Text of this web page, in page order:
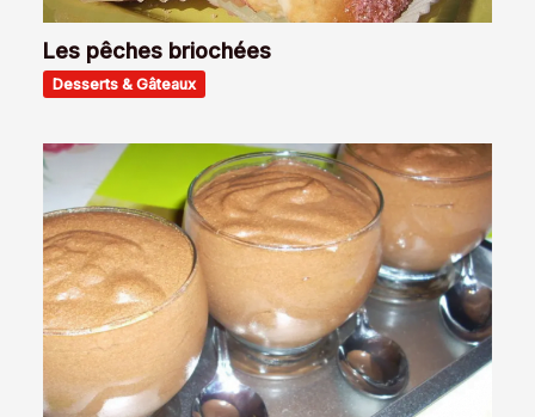
Les pêches briochées
Desserts & Gâteaux